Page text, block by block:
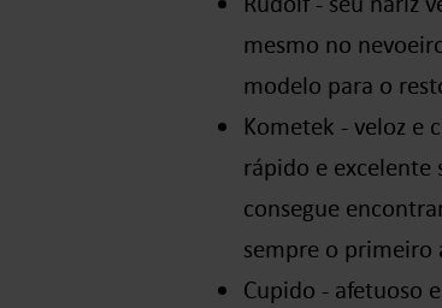
mesmo no
modelo para o
Kometek - veloz e
rápido e
consegue
sempre o primeiro
Cupido - afetuoso